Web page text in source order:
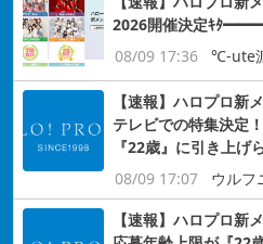
2026開催決定ｷﾀ
08/09 17:36
℃-ute
【速報】ハロプロ新
テレビでの特集決定
『22歳』に引き上げ
08/09 17:07
ウルフ
【速報】ハロプロ新